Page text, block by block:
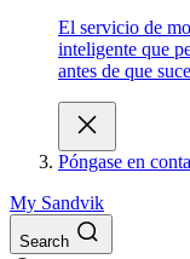
El servicio de
inteligente que
antes de que
Póngase en
My Sandvik
Search